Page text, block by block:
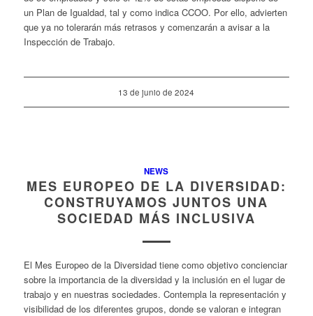
un Plan de Igualdad, tal y como indica CCOO. Por ello, advierten
que ya no tolerarán más retrasos y comenzarán a avisar a la
Inspección de Trabajo.
13 de junio de 2024
NEWS
MES EUROPEO DE LA DIVERSIDAD:
CONSTRUYAMOS JUNTOS UNA
SOCIEDAD MÁS INCLUSIVA
El Mes Europeo de la Diversidad tiene como objetivo concienciar
sobre la importancia de la diversidad y la inclusión en el lugar de
trabajo y en nuestras sociedades. Contempla la representación y
visibilidad de los diferentes grupos, donde se valoran e integran